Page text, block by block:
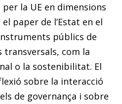
per la UE en dimensions
paper de l’Estat en el
públics de
com la
o la sostenibilitat. El
sobre la interacció
de governança i sobre